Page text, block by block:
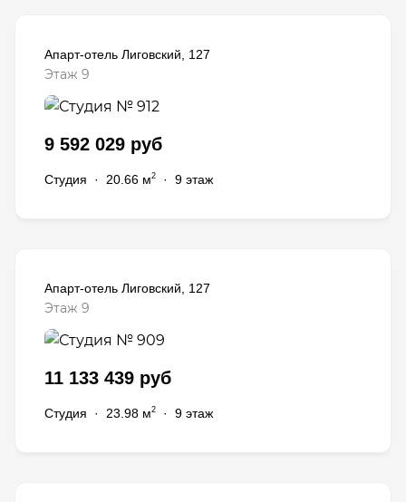
Апарт-отель Лиговский, 127
Этаж 9
9 592 029 руб
Студия · 20.66 м2 · 9 этаж
Апарт-отель Лиговский, 127
Этаж 9
11 133 439 руб
Студия · 23.98 м2 · 9 этаж